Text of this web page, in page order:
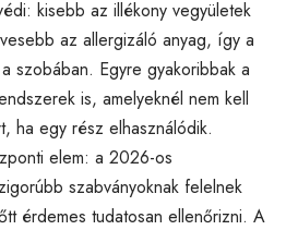
kisebb az illékony vegyületek
az allergizáló anyag, így a
szobában. Egyre gyakoribbak a
is, amelyeknél nem kell
ha egy rész elhasználódik.
elem: a 2026-os
szabványoknak felelnek
érdemes tudatosan ellenőrizni. A